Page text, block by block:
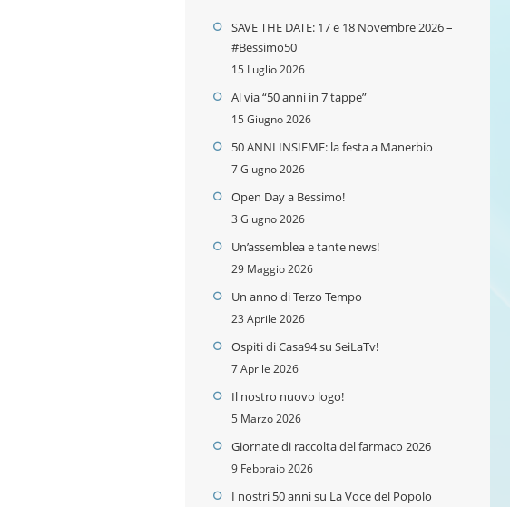
SAVE THE DATE: 17 e 18 Novembre 2026 –
#Bessimo50
15 Luglio 2026
Al via “50 anni in 7 tappe”
15 Giugno 2026
50 ANNI INSIEME: la festa a Manerbio
7 Giugno 2026
Open Day a Bessimo!
3 Giugno 2026
Un’assemblea e tante news!
29 Maggio 2026
Un anno di Terzo Tempo
23 Aprile 2026
Ospiti di Casa94 su SeiLaTv!
7 Aprile 2026
Il nostro nuovo logo!
5 Marzo 2026
Giornate di raccolta del farmaco 2026
9 Febbraio 2026
I nostri 50 anni su La Voce del Popolo